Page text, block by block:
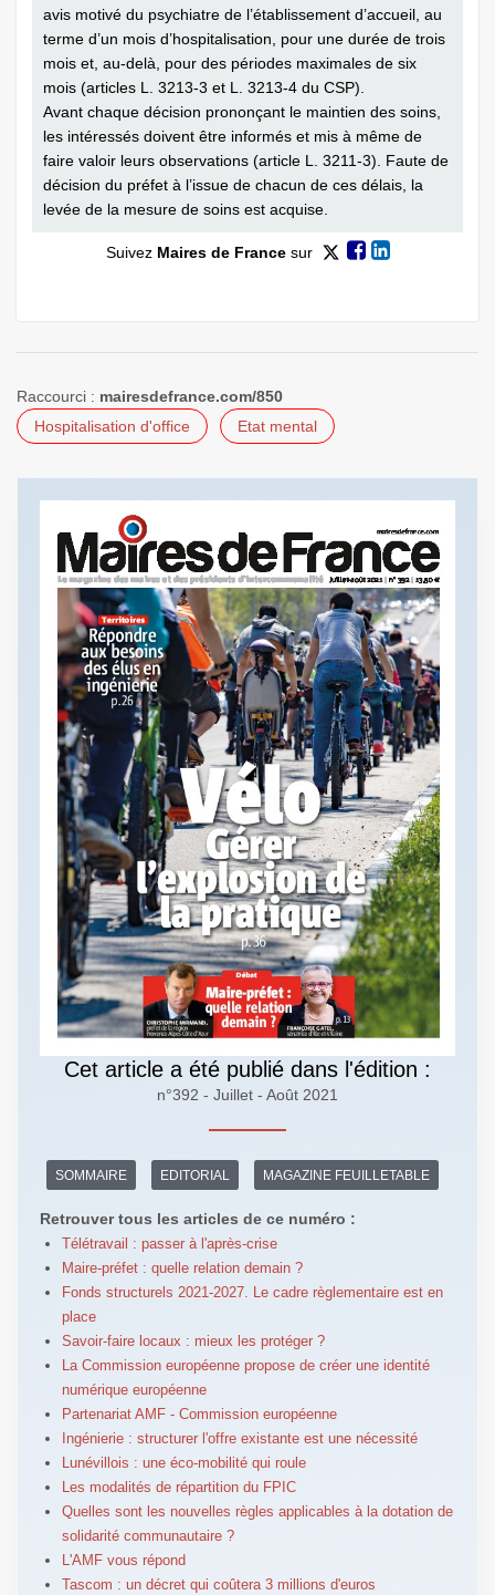
avis motivé du psychiatre de l’établissement d’accueil, au
terme d’un mois d’hospitalisation, pour une durée de trois
mois et, au-delà, pour des périodes maximales de six
mois (articles L. 3213-3 et L. 3213-4 du CSP).
Avant chaque décision prononçant le maintien des soins,
les intéressés doivent être informés et mis à même de
faire valoir leurs observations (article L. 3211-3). Faute de
décision du préfet à l’issue de chacun de ces délais, la
levée de la mesure de soins est acquise.
Suivez Maires de Francesur
Raccourci : mairesdefrance.com/850
Hospitalisation d'office
Etat mental
Cet article a été publié dans l'édition :
n°392 - Juillet - Août 2021
SOMMAIRE EDITORIAL MAGAZINE FEUILLETABLE
Retrouver tous les articles de ce numéro :
Télétravail : passer à l'après-crise
Maire-préfet : quelle relation demain ?
Fonds structurels 2021-2027. Le cadre règlementaire est en
place
Savoir-faire locaux : mieux les protéger ?
La Commission européenne propose de créer une identité
numérique européenne
Partenariat AMF - Commission européenne
Ingénierie : structurer l'offre existante est une nécessité
Lunévillois : une éco-mobilité qui roule
Les modalités de répartition du FPIC
Quelles sont les nouvelles règles applicables à la dotation de
solidarité communautaire ?
L'AMF vous répond
Tascom : un décret qui coûtera 3 millions d'euros